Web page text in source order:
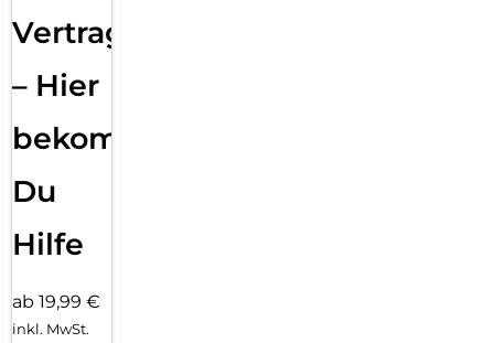
Vertragsabwicklung
– Hier
bekommst
Du
Hilfe
ab 19,99 €
inkl. MwSt.